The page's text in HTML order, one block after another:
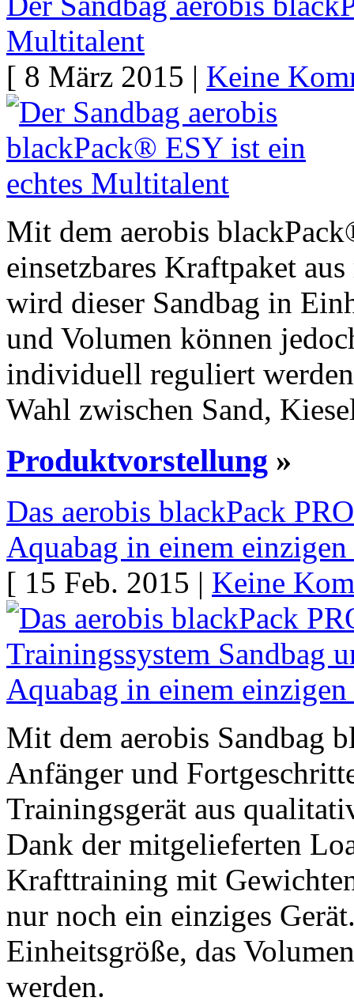
Multitalent
[ 8 März 2015 | Keine
Mit dem aerobis
einsetzbares Kraftpaket
wird dieser Sandbag in
und Volumen können
individuell reguliert
Wahl zwischen Sand,
Produktvorstellung »
Das aerobis blackPack
Aquabag in einem einzigen
[ 15 Feb. 2015 | Keine
Mit dem aerobis Sandbag
Anfänger und
Trainingsgerät aus
Dank der mitgelieferten
Krafttraining mit
nur noch ein einziges
Einheitsgröße, das
werden.